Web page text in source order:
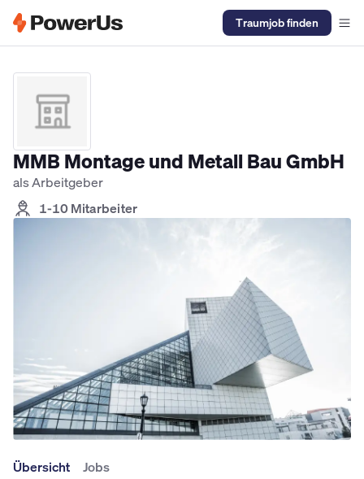
Traumjob finden
MMB Montage und Metall Bau GmbH
als Arbeitgeber
1-10 Mitarbeiter
Übersicht Jobs